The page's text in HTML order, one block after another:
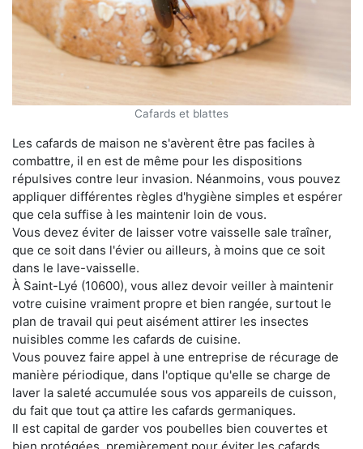
Cafards et blattes
Les cafards de maison ne s'avèrent être pas faciles à
combattre, il en est de même pour les dispositions
répulsives contre leur invasion. Néanmoins, vous pouvez
appliquer différentes règles d'hygiène simples et espérer
que cela suffise à les maintenir loin de vous.
Vous devez éviter de laisser votre vaisselle sale traîner,
que ce soit dans l'évier ou ailleurs, à moins que ce soit
dans le lave-vaisselle.
À Saint-Lyé (10600), vous allez devoir veiller à maintenir
votre cuisine vraiment propre et bien rangée, surtout le
plan de travail qui peut aisément attirer les insectes
nuisibles comme les cafards de cuisine.
Vous pouvez faire appel à une entreprise de récurage de
manière périodique, dans l'optique qu'elle se charge de
laver la saleté accumulée sous vos appareils de cuisson,
du fait que tout ça attire les cafards germaniques.
Il est capital de garder vos poubelles bien couvertes et